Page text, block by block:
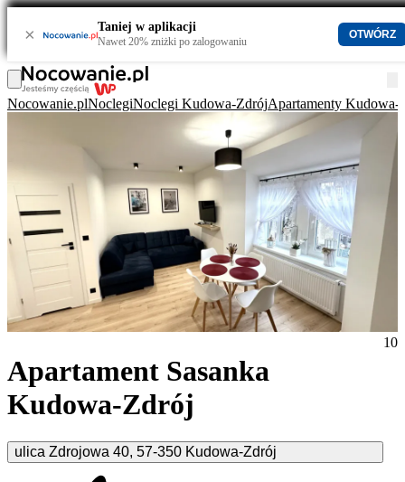
× Taniej w aplikacji
Nawet 20% zniżki po zalogowaniu
OTWÓRZ
Nocowanie.plNoclegiNoclegi Kudowa-ZdrójApartamenty Kudowa-
Apartament Sasanka
Kudowa-Zdrój
ulica Zdrojowa 40, 57-350 Kudowa-Zdrój
10